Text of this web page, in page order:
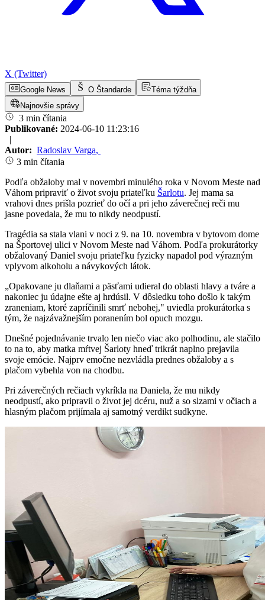
X (Twitter)
Google News O Štandarde
Téma týždňa
Najnovšie správy
3 min čítania
Publikované: 2024-06-10 11:23:16
|
Autor: Radoslav Varga,
3 min čítania
Podľa obžaloby mal v novembri minulého roka v Novom Meste nad
Váhom pripraviť o život svoju priateľku Šarlotu. Jej mama sa
vrahovi dnes prišla pozrieť do očí a pri jeho záverečnej reči mu
jasne povedala, že mu to nikdy neodpustí.
Tragédia sa stala vlani v noci z 9. na 10. novembra v bytovom dome
na Športovej ulici v Novom Meste nad Váhom. Podľa prokurátorky
obžalovaný Daniel svoju priateľku fyzicky napadol pod výrazným
vplyvom alkoholu a návykových látok.
„Opakovane ju dlaňami a päsťami udieral do oblasti hlavy a tváre a
nakoniec ju údajne ešte aj hrdúsil. V dôsledku toho došlo k takým
zraneniam, ktoré zapríčinili smrť nebohej," uviedla prokurátorka s
tým, že najzávažnejším poranením bol opuch mozgu.
Dnešné pojednávanie trvalo len niečo viac ako polhodinu, ale stačilo
to na to, aby matka mŕtvej Šarloty hneď trikrát naplno prejavila
svoje emócie. Najprv emočne nezvládla prednes obžaloby a s
plačom vybehla von na chodbu.
Pri záverečných rečiach vykríkla na Daniela, že mu nikdy
neodpustí, ako pripravil o život jej dcéru, nuž a so slzami v očiach a
hlasným plačom prijímala aj samotný verdikt sudkyne.